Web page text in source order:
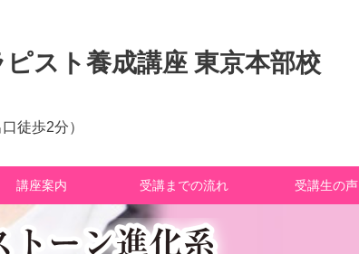
スト養成講座 東京本部校
徒歩2分）
講座案内 受講までの流れ 受講生の声